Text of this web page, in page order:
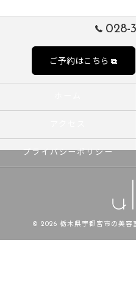
028-
ご予約はこちら
プライバシーポリシー
© 2026 栃木県宇都宮市の美